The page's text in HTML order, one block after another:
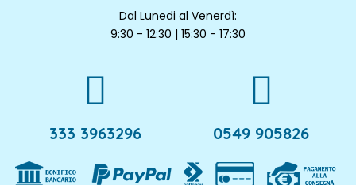
Dal Lunedi al Venerdì:
9:30 - 12:30 | 15:30 - 17:30
333 3963296 0549 905826